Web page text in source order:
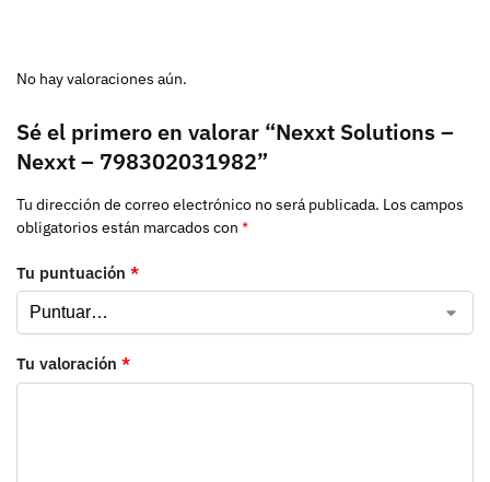
No hay valoraciones aún.
Sé el primero en valorar “Nexxt Solutions –
Nexxt – 798302031982”
Tu dirección de correo electrónico no será publicada. Los campos
obligatorios están marcados con *
Tu puntuación *
Tu valoración *